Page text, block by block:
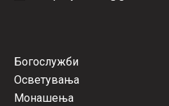
Богослужби
Осветувања
Монашења